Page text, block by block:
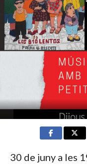
30 de juny a les